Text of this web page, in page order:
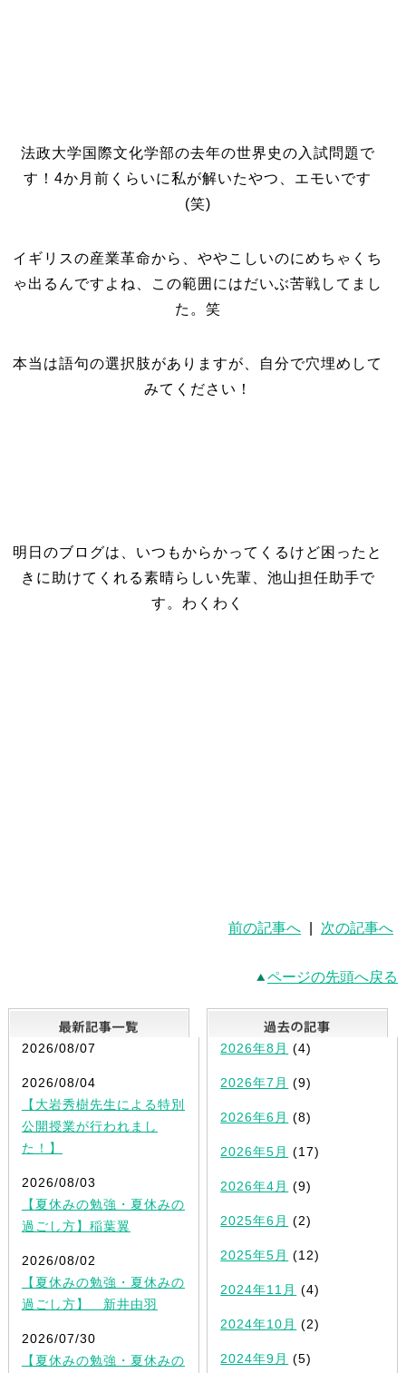
法政大学国際文化学部の去年の世界史の入試問題で
す！4か月前くらいに私が解いたやつ、エモいです
(笑)
イギリスの産業革命から、ややこしいのにめちゃくち
ゃ出るんですよね、この範囲にはだいぶ苦戦してまし
た。笑
本当は語句の選択肢がありますが、自分で穴埋めして
みてください！
明日のブログは、いつもからかってくるけど困ったと
きに助けてくれる素晴らしい先輩、池山担任助手で
す。わくわく
前の記事へ 次の記事へ
ページの先頭へ戻る
最新記事一覧
2026/08/07
2026/08/04
【大岩秀樹先生による特別
公開授業が行われまし
た！】
2026/08/03
【夏休みの勉強・夏休みの
過ごし方】稲葉翼
2026/08/02
【夏休みの勉強・夏休みの
過ごし方】 新井由羽
2026/07/30
【夏休みの勉強・夏休みの
2026年8月 (4)
2026年7月 (9)
2026年6月 (8)
2026年5月 (17)
2026年4月 (9)
2025年6月 (2)
2025年5月 (12)
2024年11月 (4)
2024年10月 (2)
2024年9月 (5)